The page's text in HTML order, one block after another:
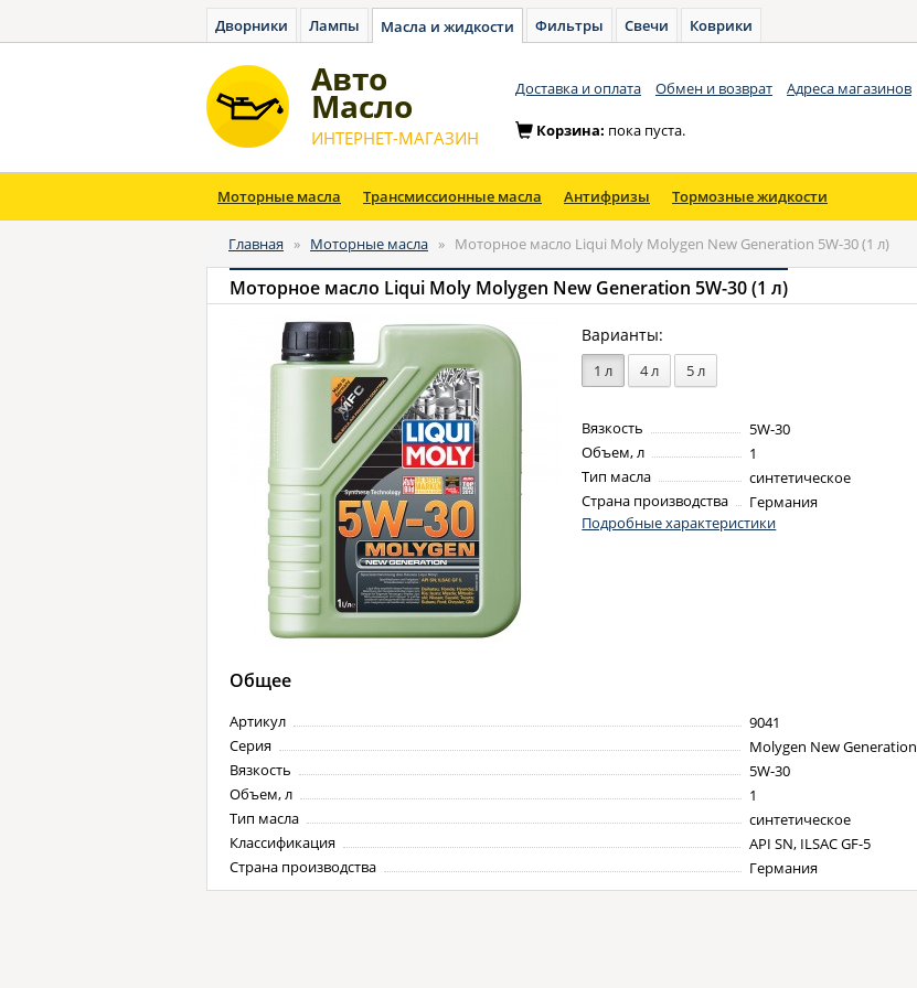
Дворники Лампы Масла и жидкости Фильтры Свечи Коврики
Авто
Масло
ИНТЕРНЕТ-МАГАЗИН
Доставка и оплата Обмен и возврат Адреса магазинов
Корзина: пока пуста.
Моторные масла Трансмиссионные масла Антифризы Тормозные жидкости
Главная » Моторные масла » Моторное масло Liqui Moly Molygen New Generation 5W-30 (1 л)
Моторное масло Liqui Moly Molygen New Generation 5W-30 (1 л)
Варианты:
1 л 4 л 5 л
Вязкость
5W-30
Объем, л
1
Тип масла
синтетическое
Страна производства
Германия
Подробные характеристики
Общее
Артикул
9041
Серия
Molygen New Generation
Вязкость
5W-30
Объем, л
1
Тип масла
синтетическое
Классификация
API SN, ILSAC GF-5
Страна производства
Германия